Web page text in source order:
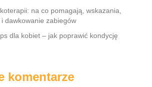
na co pomagają, wskazania,
dawkowanie zabiegów
dla kobiet – jak poprawić kondycję
komentarze